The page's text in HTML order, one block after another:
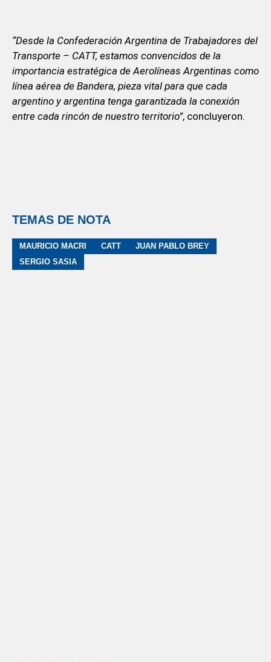
“Desde la Confederación Argentina de Trabajadores del
Transporte – CATT, estamos convencidos de la
importancia estratégica de Aerolíneas Argentinas como
línea aérea de Bandera, pieza vital para que cada
argentino y argentina tenga garantizada la conexión
entre cada rincón de nuestro territorio”, concluyeron.
TEMAS DE NOTA
MAURICIO MACRI CATT
JUAN PABLO BREY
SERGIO SASIA